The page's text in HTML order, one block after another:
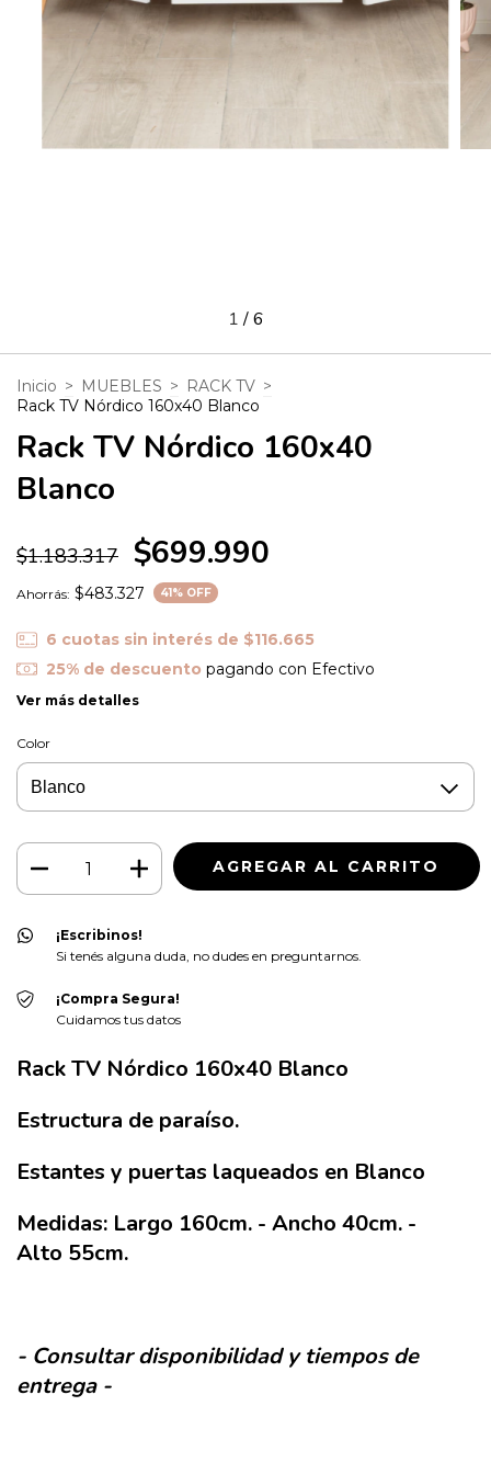
1/6
Inicio > MUEBLES > RACK TV >
Rack TV Nórdico 160x40 Blanco
Rack TV Nórdico 160x40
Blanco
$1.183.317 $699.990
Ahorrás: $483.327 41% OFF
6 cuotas sin interés de $116.665
25% de descuento pagando con Efectivo
Ver más detalles
Color
¡Escribinos!
Si tenés alguna duda, no dudes en preguntarnos.
¡Compra Segura!
Cuidamos tus datos
Rack TV Nórdico 160x40 Blanco
Estructura de paraíso.
Estantes y puertas laqueados en Blanco
Medidas: Largo 160cm. - Ancho 40cm. -
Alto 55cm.
- Consultar disponibilidad y tiempos de
entrega -